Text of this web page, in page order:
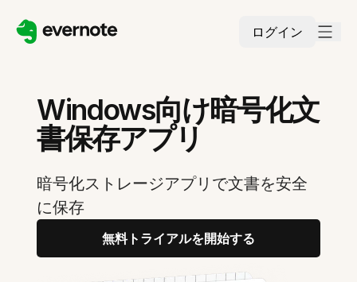
ログイン
Windows向け暗号化文
書保存アプリ
暗号化ストレージアプリで文書を安全
に保存
無料トライアルを開始する